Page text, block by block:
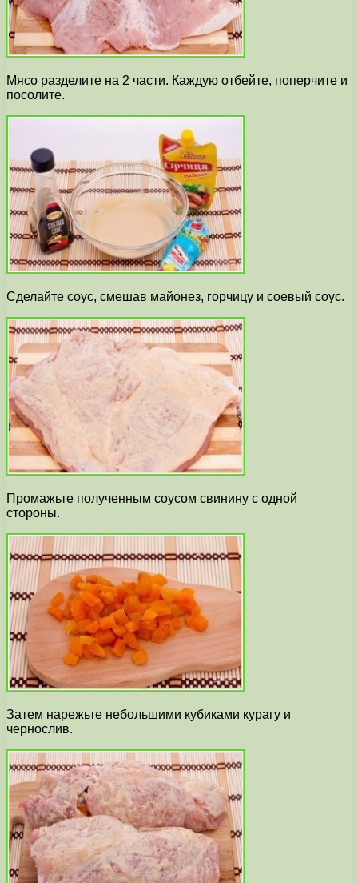
Мясо разделите на 2 части. Каждую отбейте, поперчите и
посолите.
Сделайте соус, смешав майонез, горчицу и соевый соус.
Промажьте полученным соусом свинину с одной
стороны.
Затем нарежьте небольшими кубиками курагу и
чернослив.